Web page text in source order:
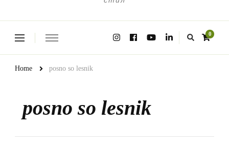
0
Home posno so lesnik
posno so lesnik